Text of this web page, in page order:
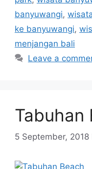
banyuwangi,
ke banyuwangi,
menjangan bali
Leave a
Tabuhan
5 September, 2018